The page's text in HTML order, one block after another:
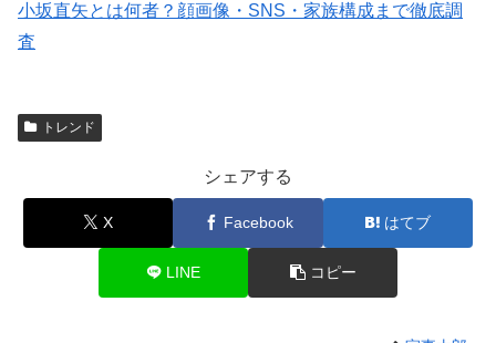
小坂直矢とは何者？顔画像・SNS・家族構成まで徹底調
査
トレンド
シェアする
X Facebook はてブ
LINE コピー